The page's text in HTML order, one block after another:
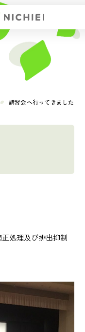
講習会へ行ってきました
正処理及び排出抑制